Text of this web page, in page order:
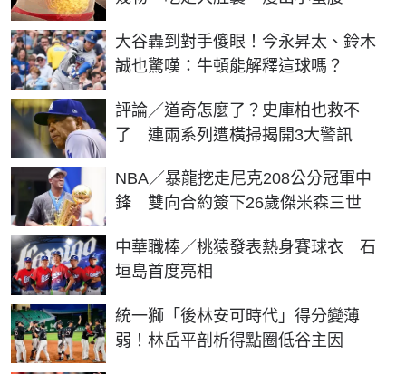
大谷轟到對手傻眼！今永昇太、鈴木
誠也驚嘆：牛頓能解釋這球嗎？
評論／道奇怎麼了？史庫柏也救不
了 連兩系列遭橫掃揭開3大警訊
NBA／暴龍挖走尼克208公分冠軍中
鋒 雙向合約簽下26歲傑米森三世
中華職棒／桃猿發表熱身賽球衣 石
垣島首度亮相
統一獅「後林安可時代」得分變薄
弱！林岳平剖析得點圈低谷主因